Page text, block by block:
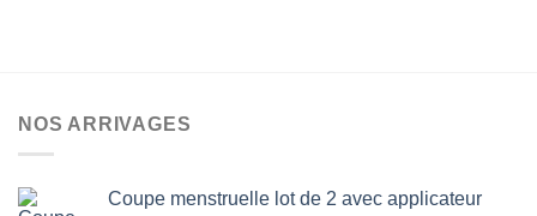
choisies
NOS ARRIVAGES
Coupe menstruelle lot de 2 avec applicateur